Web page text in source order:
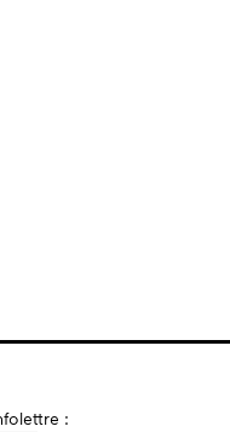
: